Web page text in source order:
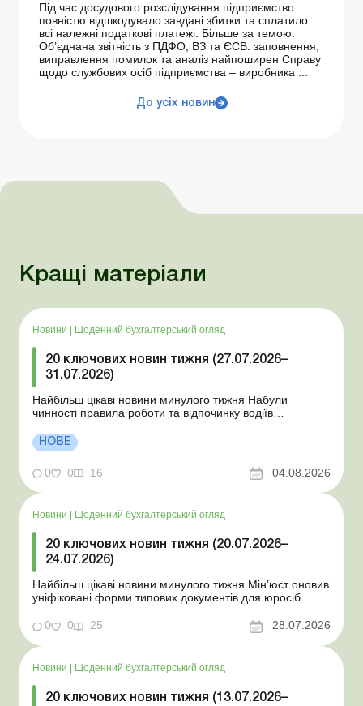
Під час досудового розслідування підприємство
повністю відшкодувало завдані збитки та сплатило
всі належні податкові платежі. Більше за темою:
Об’єднана звітність з ПДФО, ВЗ та ЄСВ: заповнення,
виправлення помилок та аналіз найпоширен Справу
щодо службових осіб підприємства – виробника ...
До усіх новин
Кращі матеріали
Новини Щоденний бухгалтерський огляд
20 ключових новин тижня (27.07.2026–
31.07.2026)
Найбільш цікаві новини минулого тижня Набули
чинності правила роботи та відпочинку водіїв
стан Для сільгосппідприємств і ФОП запроваджено нові
одноразові статистичні форми З 2 серпня змінюється
порядок зарахування окремих періодів роботи до стр...
НОВЕ
0 0 16 04.08.2026
Новини Щоденний бухгалтерський огляд
20 ключових новин тижня (20.07.2026–
24.07.2026)
Найбільш цікаві новини минулого тижня Мін’юст оновив
уніфіковані форми типових документів для юросіб
координаційного центру з організації бронювання У
працівника виявлено статус «у розшуку»: що потрібно
0 0 25 28.07.2026
Новини | Щоденний бухгалтерський огляд
20 ключових новин тижня (13.07.2026–